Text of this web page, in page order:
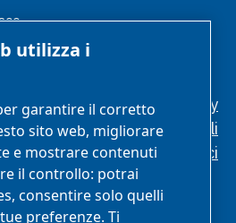
preferenze
Politica sulla privacy
Condizioni generali
Standard etici
utilizza i
garantire il corretto
sito web, migliorare
e mostrare contenuti
il controllo: potrai
consentire solo quelli
preferenze. Ti